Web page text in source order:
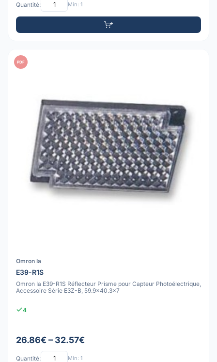
Quantité: Min: 1
PDF
Omron Ia
E39-R1S
Omron Ia E39-R1S Réflecteur Prisme pour Capteur Photoélectrique,
Accessoire Série E3Z-B, 59.9x40.3x7
4
26.86€ – 32.57€
Quantité: Min: 1